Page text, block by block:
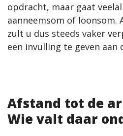
opdracht, maar gaat
aanneemsom of loonsom.
zult u dus steeds vaker
een invulling te geven aan
Afstand tot de
Wie valt daar